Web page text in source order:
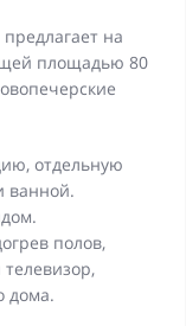
на
площадью 80
отдельную
ванной.
полов,
дома.